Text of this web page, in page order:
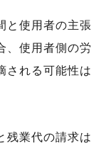
と使用者の主張
、使用者側の労
される可能性は
残業代の請求は